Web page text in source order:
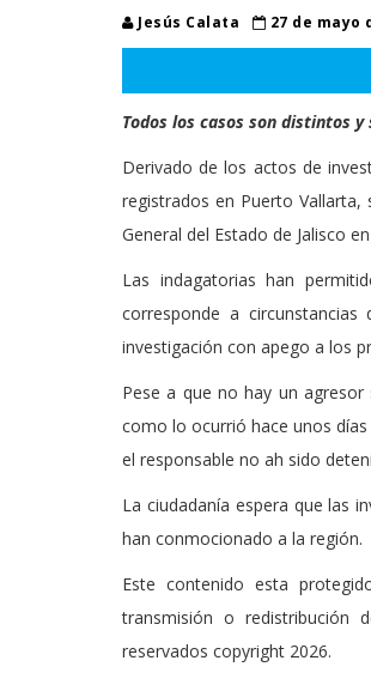
Jesús Calata 27 de mayo
Todos los casos son distintos
Derivado de los actos de
registrados en Puerto
General del Estado de Jalisco
Las indagatorias han
corresponde a
investigación con apego a los
Pese a que no hay un
como lo ocurrió hace unos
el responsable no ah sido
La ciudadanía espera que las
han conmocionado a la región.
Este contenido esta
transmisión o redistribución
reservados copyright 2026.